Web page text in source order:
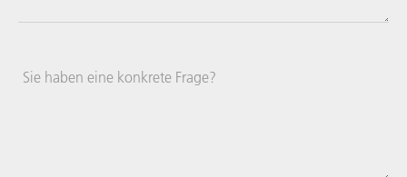
Sie haben eine konkrete Frage?